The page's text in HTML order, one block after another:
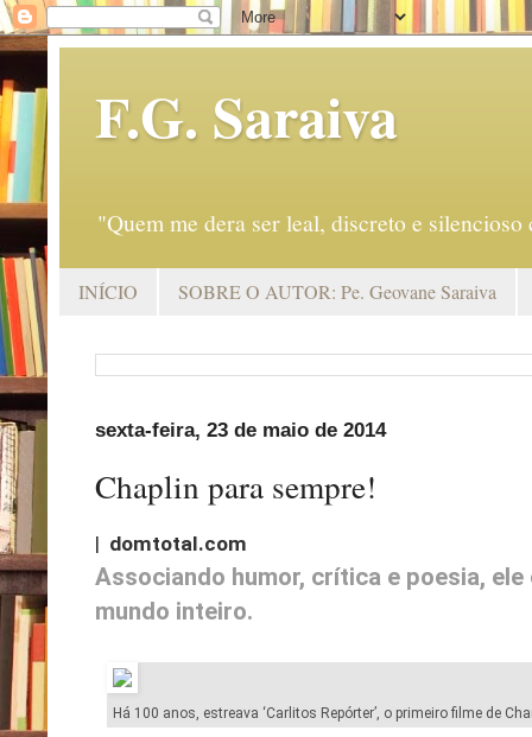
F.G. Saraiva
"Quem me dera ser leal, discreto e
INÍCIO SOBRE O AUTOR: Pe. Geovane Saraiva
sexta-feira, 23 de maio de 2014
Chaplin para sempre!
| domtotal.com
Associando humor, crítica e poesia,
mundo inteiro.
Há 100 anos, estreava ‘Carlitos Repórter’, o primeiro filme de